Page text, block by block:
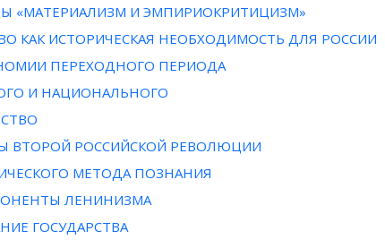
«МАТЕРИАЛИЗМ И ЭМПИРИОКРИТИЦИЗМ»
КАК ИСТОРИЧЕСКАЯ НЕОБХОДИМОСТЬ ДЛЯ РОССИИ
ПЕРЕХОДНОГО ПЕРИОДА
И НАЦИОНАЛЬНОГО
ВТОРОЙ РОССИЙСКОЙ РЕВОЛЮЦИИ
МЕТОДА ПОЗНАНИЯ
ЛЕНИНИЗМА
ГОСУДАРСТВА